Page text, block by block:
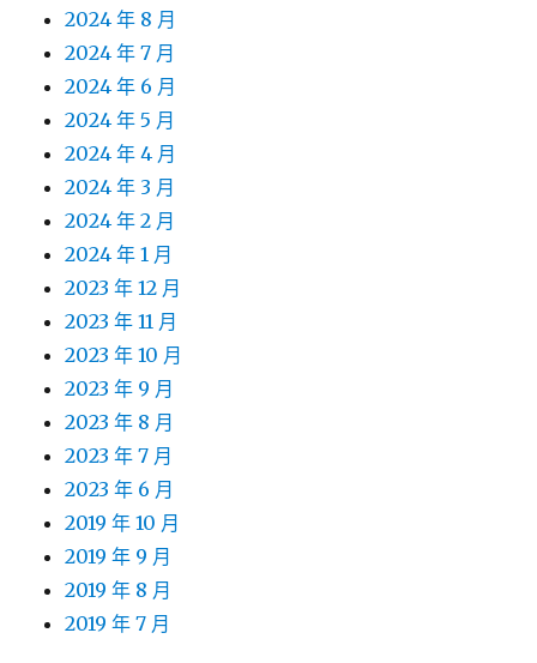
2024 年 8 月
2024 年 7 月
2024 年 6 月
2024 年 5 月
2024 年 4 月
2024 年 3 月
2024 年 2 月
2024 年 1 月
2023 年 12 月
2023 年 11 月
2023 年 10 月
2023 年 9 月
2023 年 8 月
2023 年 7 月
2023 年 6 月
2019 年 10 月
2019 年 9 月
2019 年 8 月
2019 年 7 月